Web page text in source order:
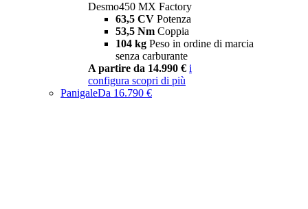
Desmo450 MX Factory
63,5 CV Potenza
53,5 Nm Coppia
104 kg Peso in ordine di marcia
senza carburante
A partire da 14.990 € i
configura scopri di più
PanigaleDa 16.790 €